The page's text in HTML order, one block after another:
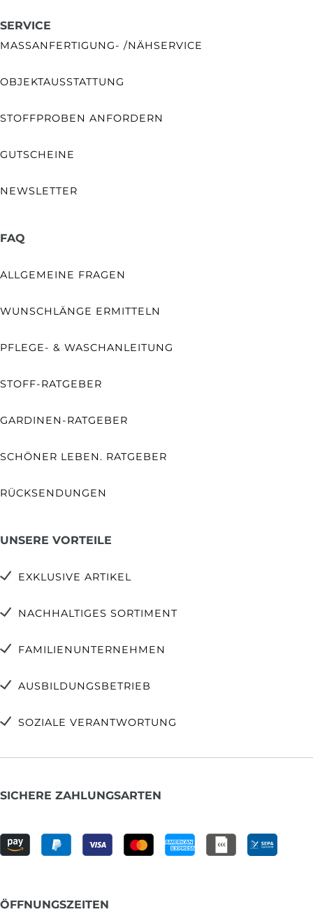
SERVICE
MASSANFERTIGUNG- /NÄHSERVICE
OBJEKTAUSSTATTUNG
STOFFPROBEN ANFORDERN
GUTSCHEINE
NEWSLETTER
FAQ
ALLGEMEINE FRAGEN
WUNSCHLÄNGE ERMITTELN
PFLEGE- & WASCHANLEITUNG
STOFF-RATGEBER
GARDINEN-RATGEBER
SCHÖNER LEBEN. RATGEBER
RÜCKSENDUNGEN
UNSERE VORTEILE
EXKLUSIVE ARTIKEL
NACHHALTIGES SORTIMENT
FAMILIENUNTERNEHMEN
AUSBILDUNGSBETRIEB
SOZIALE VERANTWORTUNG
SICHERE ZAHLUNGSARTEN
ÖFFNUNGSZEITEN